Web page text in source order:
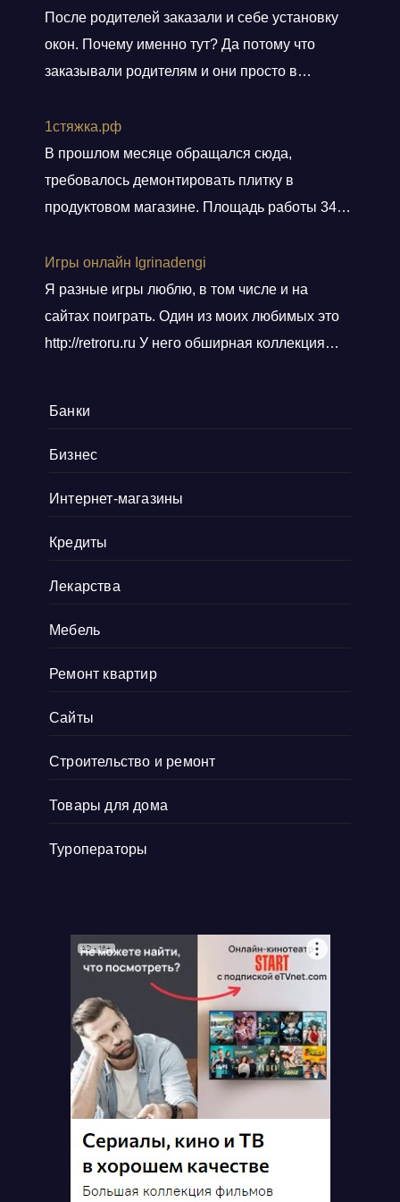
После родителей заказали и себе установку
окон. Почему именно тут? Да потому что
заказывали родителям и они просто в
Заказали, приехал мастер, всё замерил, кое
чего посоветовал. Пришли заключать договор
в офис, И снова классная и слаженная работа
всего персонала. Договор подсунули не
по
Показать больше
1стяжка.рф
В прошлом месяце обращался сюда,
требовалось демонтировать плитку в
продуктовом магазине. Площадь работы 348
разговоров сделали свою работу, погрузили
хлам в контейнер, и сдали объект.
Ответственные! Советую!
Игры онлайн Igrinadengi
Я разные игры люблю, в том числе и на
сайтах поиграть. Один из моих любимых это
http://retroru.ru У него обширная коллекция
коллекционеры. Там навигация удобная, а
прям окунаешься
Банки
Бизнес
Интернет-магазины
Кредиты
Лекарства
Мебель
Ремонт квартир
Сайты
Строительство и ремонт
Товары для дома
Туроператоры